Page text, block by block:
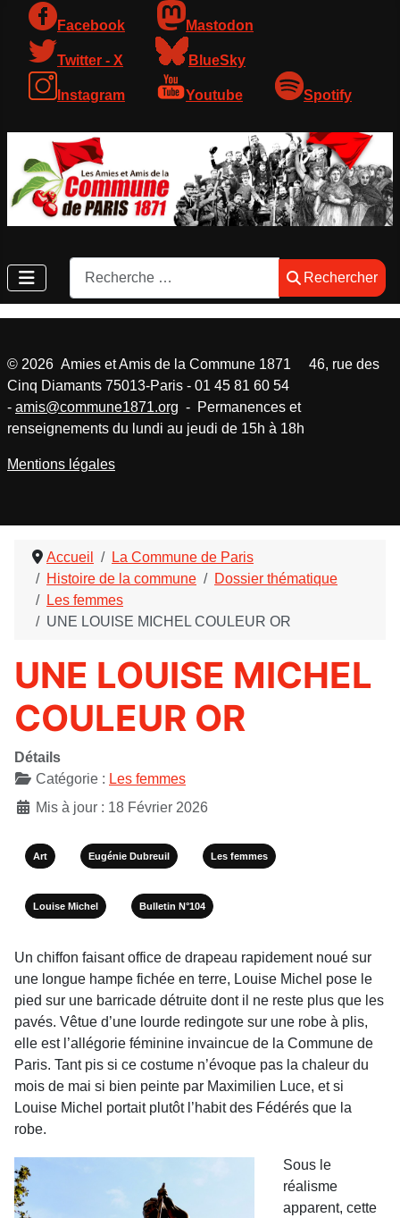
Facebook Mastodon
Twitter - X BlueSky
Instagram Youtube Spotify
Rechercher
Rechercher
Accueil
La Commune de Paris
Histoire de la commune
Dossier thématique
Les femmes
UNE LOUISE MICHEL COULEUR OR
UNE LOUISE MICHEL
COULEUR OR
Détails
Catégorie : Les femmes
Mis à jour : 18 Février 2026
Art Eugénie Dubreuil Les femmes
Louise Michel Bulletin N°104
Un chiffon faisant office de drapeau rapidement noué sur
une longue hampe fichée en terre, Louise Michel pose le
pied sur une barricade détruite dont il ne reste plus que les
pavés. Vêtue d’une lourde redingote sur une robe à plis,
elle est l’allégorie féminine invaincue de la Commune de
Paris. Tant pis si ce costume n’évoque pas la chaleur du
mois de mai si bien peinte par Maximilien Luce, et si
Louise Michel portait plutôt l’habit des Fédérés que la
robe.
Sous le
réalisme
apparent, cette
© 2026 Amies et Amis de la Commune 1871 46, rue des
Cinq Diamants 75013-Paris - 01 45 81 60 54
- amis@commune1871.org - Permanences et
renseignements du lundi au jeudi de 15h à 18h
Mentions légales